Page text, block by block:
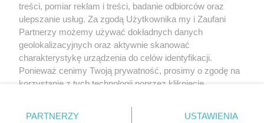
O nas
treści, pomiar reklam i treści, badanie odbiorców oraz
ulepszanie usług. Za zgodą Użytkownika my i Zaufani
Partnerzy możemy używać dokładnych danych
geolokalizacyjnych oraz aktywnie skanować
charakterystykę urządzenia do celów identyfikacji.
Ponieważ cenimy Twoją prywatność, prosimy o zgodę na
korzystanie z tych technologii poprzez kliknięcie
zmienić/wycofać klikając przycisk ustawień prywatności
PARTNERZY USTAWIENIA